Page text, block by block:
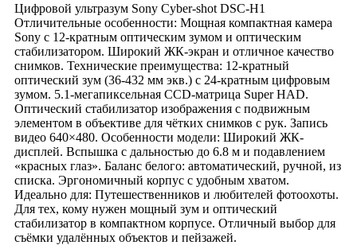
Цифровой ультразум Sony Cyber-shot DSC-H1
Отличительные особенности: Мощная компактная камера
Sony с 12-кратным оптическим зумом и оптическим
стабилизатором. Широкий ЖК-экран и отличное качество
снимков. Технические преимущества: 12-кратный
оптический зум (36-432 мм экв.) с 24-кратным цифровым
зумом. 5.1-мегапиксельная CCD-матрица Super HAD.
Оптический стабилизатор изображения с подвижным
элементом в объективе для чётких снимков с рук. Запись
видео 640×480. Особенности модели: Широкий ЖК-
дисплей. Вспышка с дальностью до 6.8 м и подавлением
«красных глаз». Баланс белого: автоматический, ручной, из
списка. Эргономичный корпус с удобным хватом.
Идеально для: Путешественников и любителей фотоохоты.
Для тех, кому нужен мощный зум и оптический
стабилизатор в компактном корпусе. Отличный выбор для
съёмки удалённых объектов и пейзажей.